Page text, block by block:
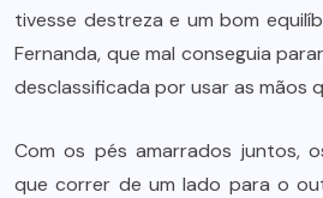
tivesse destreza e um bom
Fernanda, que mal conseguia
desclassificada por usar as mãos
Com os pés amarrados juntos,
que correr de um lado para o